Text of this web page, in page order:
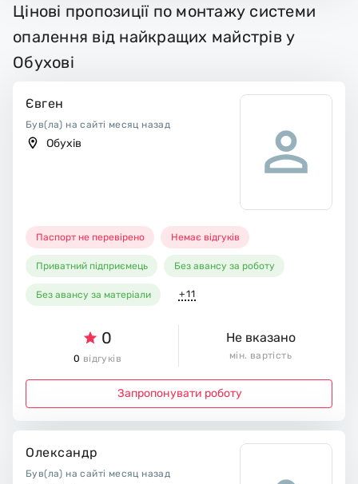
Цінові пропозиції по монтажу системи
опалення від найкращих майстрів у
Обухові
Євген
Був(ла) на сайті месяц назад
Обухів
Паспорт не перевірено Немає відгуків
Приватний підприємець Без авансу за роботу
Без авансу за матеріали +11
0
0 відгуків
Не вказано
мін. вартість
Запропонувати роботу
Олександр
Був(ла) на сайті месяц назад